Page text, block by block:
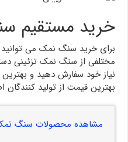
خرید مستقیم
برای خرید سنگ نمک می توانید
مختلفی از سنگ نمک تزئینی
نیاز خود سفارش دهید و
بهترین قیمت از تولید
مشاهده محصولات سنگ